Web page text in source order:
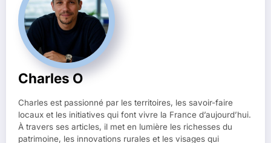
Charles O
Charles est passionné par les territoires, les savoir-faire
locaux et les initiatives qui font vivre la France d’aujourd’hui.
À travers ses articles, il met en lumière les richesses du
patrimoine, les innovations rurales et les visages qui